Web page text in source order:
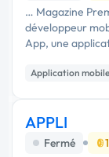
… Magazine
développeur
App, une
d’éditions
designer (ou
Application mobile
APPLI
Fermé